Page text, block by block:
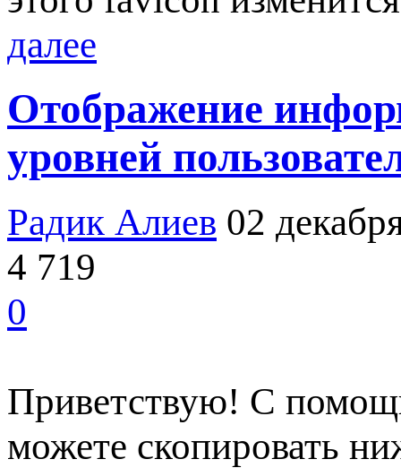
далее
Отображение
уровней
Радик Алиев 02
4 719
0
Приветствую! С
можете скопировать